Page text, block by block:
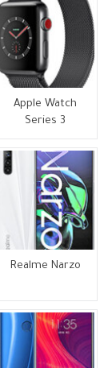
Apple Watch
Series 3
Realme Narzo